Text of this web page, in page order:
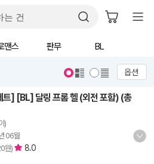
맨스 판무 BL
옵션
] [BL] 달링 프롬 헬 (외전 포함) (총
)
06월
원) 8.0